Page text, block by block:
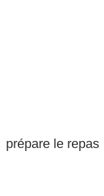
prépare le repas